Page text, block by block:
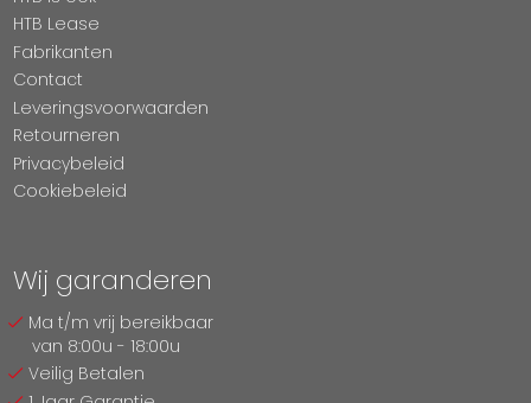
HTB Lease
Fabrikanten
Contact
Leveringsvoorwaarden
Retourneren
Privacybeleid
Cookiebeleid
Wij garanderen
Ma t/m vrij bereikbaar
van 8:00u - 18:00u
Veilig Betalen